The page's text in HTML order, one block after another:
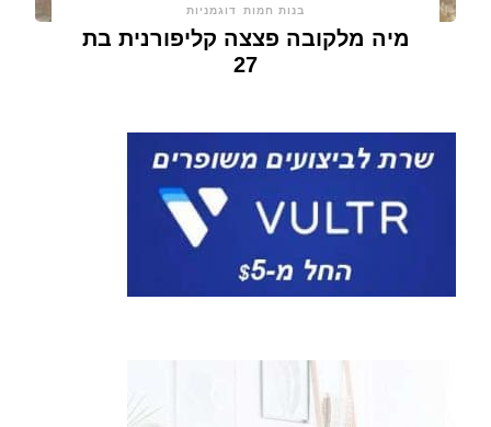
בנות חמות דוגמניות
מיה מלקובה פצצה קליפורנית בת
27